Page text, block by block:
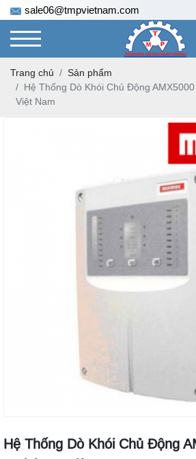
sale06@tmpvietnam.com
Trang chủ
Sản phẩm
Hệ Thống Dò Khói Chủ Động
Việt Nam
Hệ Thống Dò Khói Chủ Động